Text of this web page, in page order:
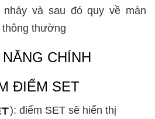
và sau đó quy về màn
thông thường
CHÍNH
ĐIỂM SET
): điểm SET sẽ hiển thị